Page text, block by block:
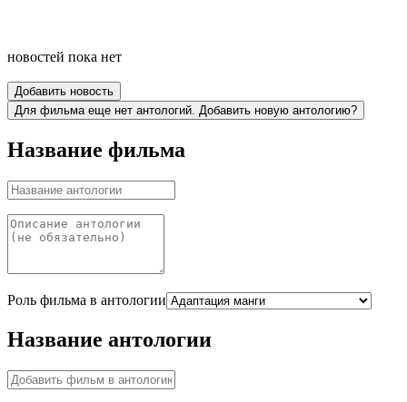
новостей пока нет
Добавить новость
Для фильма еще нет антологий. Добавить новую антологию?
Название фильма
Роль фильма в антологии
Название антологии